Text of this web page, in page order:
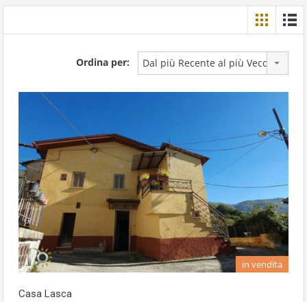
Ordina per: Dal più Recente al più Vecchio
in vendita
Casa Lasca